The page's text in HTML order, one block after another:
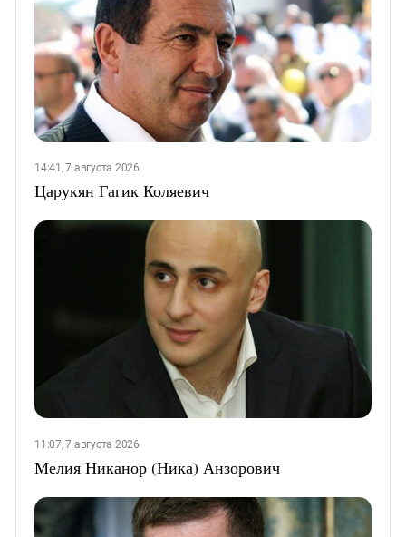
14:41, 7 августа 2026
Царукян Гагик Коляевич
11:07, 7 августа 2026
Мелия Никанор (Ника) Анзорович